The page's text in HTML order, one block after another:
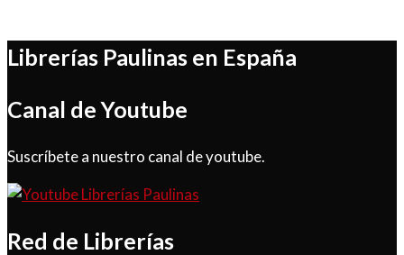
Librerías Paulinas en España
Canal de Youtube
Suscríbete a nuestro canal de youtube.
Red de Librerías